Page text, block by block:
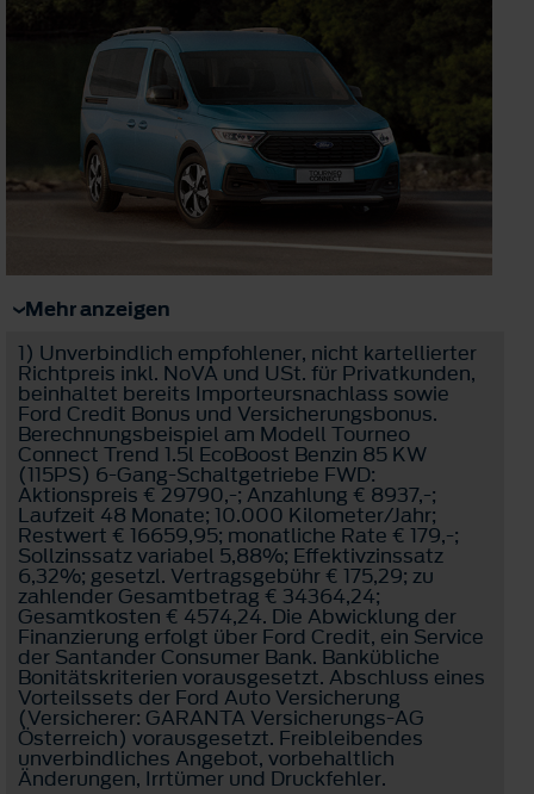
Mehr anzeigen
1) Unverbindlich empfohlener, nicht kartellierter
Richtpreis inkl. NoVA und USt. für Privatkunden,
beinhaltet bereits Importeursnachlass sowie
Ford Credit Bonus und Versicherungsbonus.
Berechnungsbeispiel am Modell Tourneo
Connect Trend 1.5l EcoBoost Benzin 85 KW
(115PS) 6-Gang-Schaltgetriebe FWD:
Aktionspreis € 29790,-; Anzahlung € 8937,-;
Laufzeit 48 Monate; 10.000 Kilometer/Jahr;
Restwert € 16659,95; monatliche Rate € 179,-;
Sollzinssatz variabel 5,88%; Effektivzinssatz
6,32%; gesetzl. Vertragsgebühr € 175,29; zu
zahlender Gesamtbetrag € 34364,24;
Gesamtkosten € 4574,24. Die Abwicklung der
Finanzierung erfolgt über Ford Credit, ein Service
der Santander Consumer Bank. Bankübliche
Bonitätskriterien vorausgesetzt. Abschluss eines
Vorteilssets der Ford Auto Versicherung
(Versicherer: GARANTA Versicherungs-AG
Österreich) vorausgesetzt. Freibleibendes
unverbindliches Angebot, vorbehaltlich
Änderungen, Irrtümer und Druckfehler.